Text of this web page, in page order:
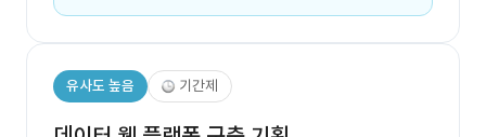
유사도 높음 기간제